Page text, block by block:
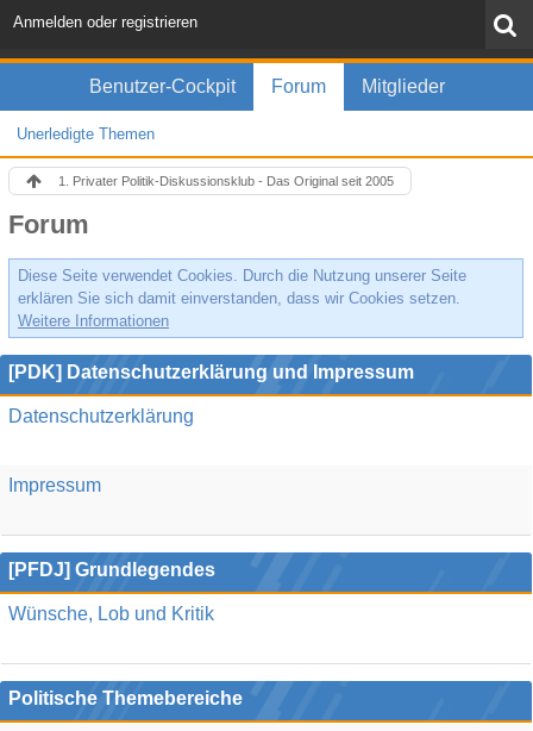
Anmelden oder registrieren
Benutzer-Cockpit Forum Mitglieder
Unerledigte Themen
1. Privater Politik-Diskussionsklub - Das Original seit 2005
Forum
Diese Seite verwendet Cookies. Durch die Nutzung unserer Seite
erklären Sie sich damit einverstanden, dass wir Cookies setzen.
Weitere Informationen
[PDK] Datenschutzerklärung und Impressum
Datenschutzerklärung
Impressum
[PFDJ] Grundlegendes
Wünsche, Lob und Kritik
Politische Themebereiche